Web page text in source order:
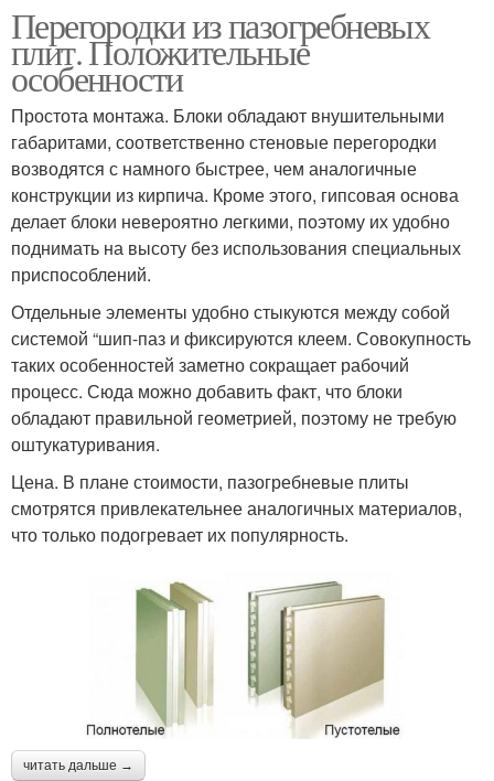
Перегородки из пазогребневых
плит. Положительные
особенности
Простота монтажа. Блоки обладают внушительными
габаритами, соответственно стеновые перегородки
возводятся с намного быстрее, чем аналогичные
конструкции из кирпича. Кроме этого, гипсовая основа
делает блоки невероятно легкими, поэтому их удобно
поднимать на высоту без использования специальных
приспособлений.
Отдельные элементы удобно стыкуются между собой
системой “шип-паз и фиксируются клеем. Совокупность
таких особенностей заметно сокращает рабочий
процесс. Сюда можно добавить факт, что блоки
обладают правильной геометрией, поэтому не требую
оштукатуривания.
Цена. В плане стоимости, пазогребневые плиты
смотрятся привлекательнее аналогичных материалов,
что только подогревает их популярность.
читать дальше →